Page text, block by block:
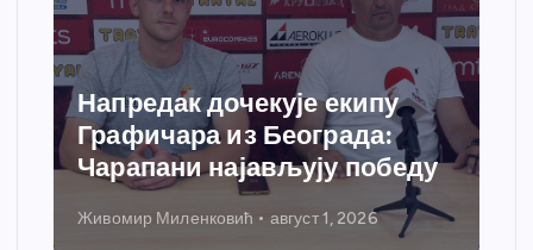
Напредак дочекује екипу
Графичара из Београда:
Чарапани најављују победу
Живомир Миленковић август 1, 2026